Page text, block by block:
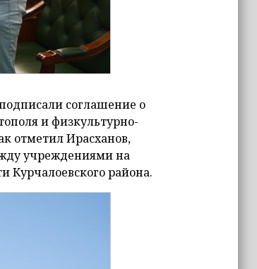
соглашение о
и физкультурно-
отметил Ирасханов,
учреждениями на
Курчалоевского района.